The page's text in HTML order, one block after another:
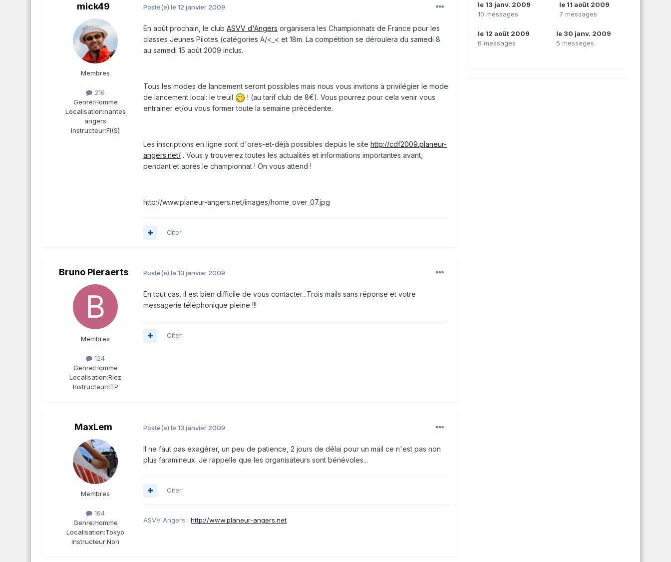
mick49
Membres
216
Genre:Homme
Localisation:nantes
angers
Instructeur:FI(S)
Posté(e) le 12 janvier 2009
En août prochain, le club ASVV d'Angers organisera les Championnats de France pour les
classes Jeunes Pilotes (catégories A/<_< et 18m. La compétition se déroulera du samedi 8
au samedi 15 août 2009 inclus.
Tous les modes de lancement seront possibles mais nous vous invitons à privilégier le mode
de lancement local: le treuil
! (au tarif club de 8€). Vous pourrez pour cela venir vous
entrainer et/ou vous former toute la semaine précédente.
Les inscriptions en ligne sont d'ores-et-déjà possibles depuis le site http://cdf2009.planeur-
angers.net/ . Vous y trouverez toutes les actualités et informations importantes avant,
pendant et après le championnat ! On vous attend !
http://www.planeur-angers.net/images/home_over_07.jpg
Citer
Bruno Pieraerts
Membres
124
Genre:Homme
Localisation:Riez
Instructeur:ITP
Posté(e) le 13 janvier 2009
En tout cas, il est bien difficile de vous contacter...Trois mails sans réponse et votre
messagerie téléphonique pleine !!!
Citer
MaxLem
Membres
164
Genre:Homme
Localisation:Tokyo
Instructeur:Non
Posté(e) le 13 janvier 2009
Il ne faut pas exagérer, un peu de patience, 2 jours de délai pour un mail ce n'est pas non
plus faramineux. Je rappelle que les organisateurs sont bénévoles...
Citer
ASVV Angers : http://www.planeur-angers.net
le 13 janv. 2009
10 messages
le 11 août 2009
7 messages
le 12 août 2009
6 messages
le 30 janv. 2009
5 messages